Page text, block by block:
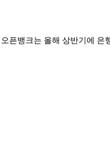
픈뱅크는 올해 상반기에